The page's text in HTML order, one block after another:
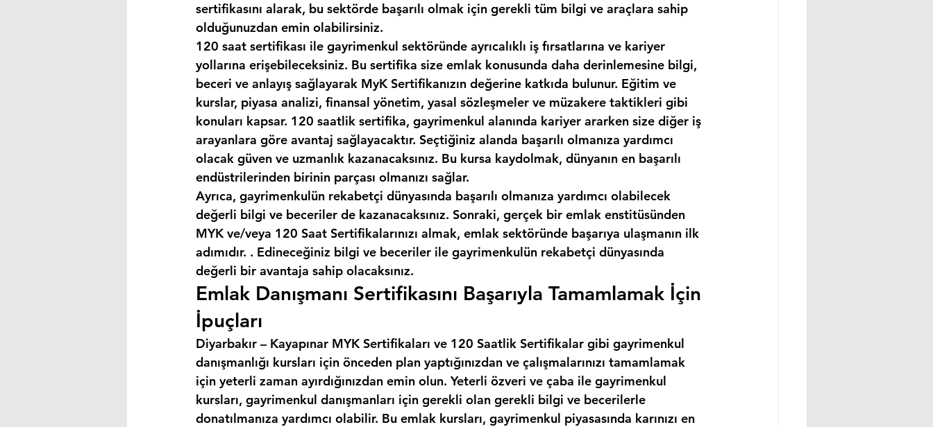
sertifikasını alarak, bu sektörde başarılı olmak için gerekli tüm bilgi ve araçlara sahip
olduğunuzdan emin olabilirsiniz.
120 saat sertifikası ile gayrimenkul sektöründe ayrıcalıklı iş fırsatlarına ve kariyer
yollarına erişebileceksiniz. Bu sertifika size emlak konusunda daha derinlemesine bilgi,
beceri ve anlayış sağlayarak MyK Sertifikanızın değerine katkıda bulunur. Eğitim ve
kurslar, piyasa analizi, finansal yönetim, yasal sözleşmeler ve müzakere taktikleri gibi
konuları kapsar. 120 saatlik sertifika, gayrimenkul alanında kariyer ararken size diğer iş
arayanlara göre avantaj sağlayacaktır. Seçtiğiniz alanda başarılı olmanıza yardımcı
olacak güven ve uzmanlık kazanacaksınız. Bu kursa kaydolmak, dünyanın en başarılı
endüstrilerinden birinin parçası olmanızı sağlar.
Ayrıca, gayrimenkulün rekabetçi dünyasında başarılı olmanıza yardımcı olabilecek
değerli bilgi ve beceriler de kazanacaksınız. Sonraki, gerçek bir emlak enstitüsünden
MYK ve/veya 120 Saat Sertifikalarınızı almak, emlak sektöründe başarıya ulaşmanın ilk
adımıdır. . Edineceğiniz bilgi ve beceriler ile gayrimenkulün rekabetçi dünyasında
değerli bir avantaja sahip olacaksınız.
Emlak Danışmanı Sertifikasını Başarıyla Tamamlamak İçin
İpuçları
Diyarbakır – Kayapınar MYK Sertifikaları ve 120 Saatlik Sertifikalar gibi gayrimenkul
danışmanlığı kursları için önceden plan yaptığınızdan ve çalışmalarınızı tamamlamak
için yeterli zaman ayırdığınızdan emin olun. Yeterli özveri ve çaba ile gayrimenkul
kursları, gayrimenkul danışmanları için gerekli olan gerekli bilgi ve becerilerle
donatılmanıza yardımcı olabilir. Bu emlak kursları, gayrimenkul piyasasında karınızı en